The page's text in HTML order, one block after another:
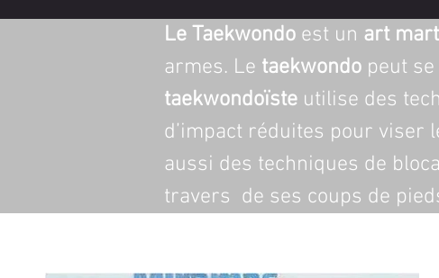
Le Taekwondo est un art
armes. Le taekwondo peut
taekwondoïste utilise des
d’impact réduites pour viser
aussi des techniques de
travers  de ses coups de